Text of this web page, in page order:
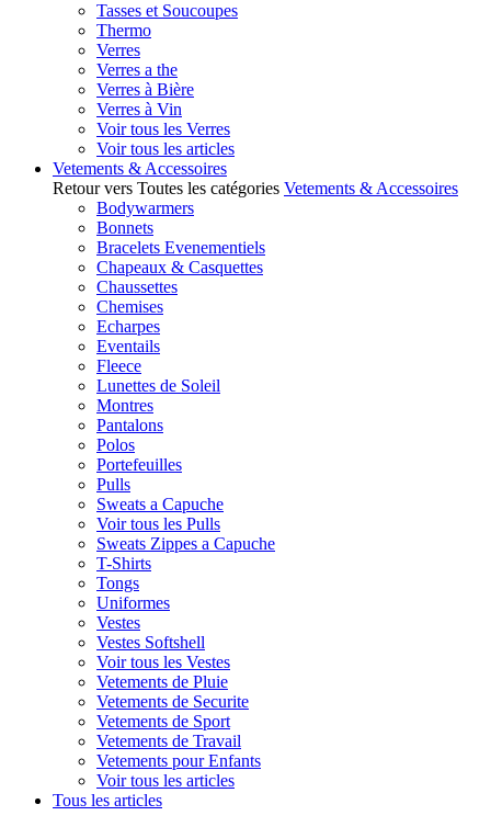
Tasses et Soucoupes
Thermo
Verres
Verres a the
Verres à Bière
Verres à Vin
Voir tous les Verres
Voir tous les articles
Vetements & Accessoires
Retour vers Toutes les catégories Vetements & Accessoires
Bodywarmers
Bonnets
Bracelets Evenementiels
Chapeaux & Casquettes
Chaussettes
Chemises
Echarpes
Eventails
Fleece
Lunettes de Soleil
Montres
Pantalons
Polos
Portefeuilles
Pulls
Sweats a Capuche
Voir tous les Pulls
Sweats Zippes a Capuche
T-Shirts
Tongs
Uniformes
Vestes
Vestes Softshell
Voir tous les Vestes
Vetements de Pluie
Vetements de Securite
Vetements de Sport
Vetements de Travail
Vetements pour Enfants
Voir tous les articles
Tous les articles